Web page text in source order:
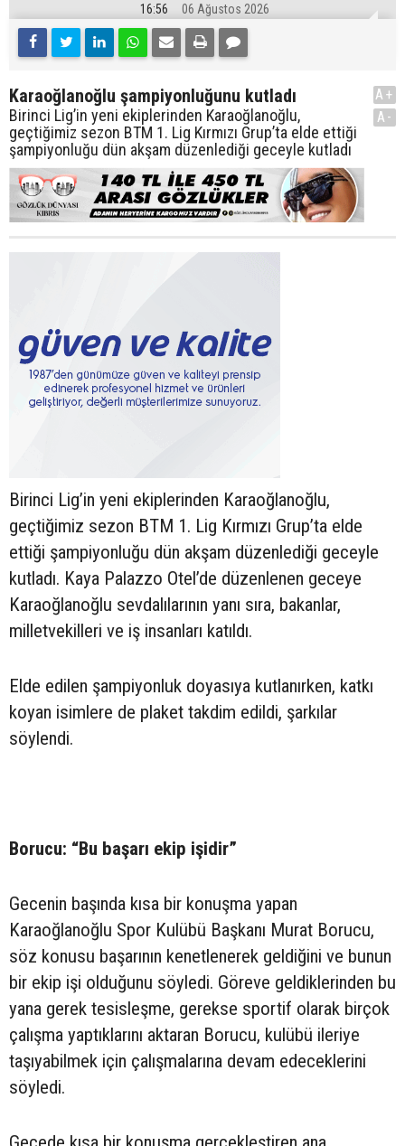
16:56 06 Ağustos 2026
Karaoğlanoğlu şampiyonluğunu kutladı
Birinci Lig’in yeni ekiplerinden Karaoğlanoğlu,
geçtiğimiz sezon BTM 1. Lig Kırmızı Grup’ta elde ettiği
şampiyonluğu dün akşam düzenlediği geceyle kutladı
A+
A-
Birinci Lig’in yeni ekiplerinden Karaoğlanoğlu,
geçtiğimiz sezon BTM 1. Lig Kırmızı Grup’ta elde
ettiği şampiyonluğu dün akşam düzenlediği geceyle
kutladı. Kaya Palazzo Otel’de düzenlenen geceye
Karaoğlanoğlu sevdalılarının yanı sıra, bakanlar,
milletvekilleri ve iş insanları katıldı.
Elde edilen şampiyonluk doyasıya kutlanırken, katkı
koyan isimlere de plaket takdim edildi, şarkılar
söylendi.
Borucu: “Bu başarı ekip işidir”
Gecenin başında kısa bir konuşma yapan
Karaoğlanoğlu Spor Kulübü Başkanı Murat Borucu,
söz konusu başarının kenetlenerek geldiğini ve bunun
bir ekip işi olduğunu söyledi. Göreve geldiklerinden bu
yana gerek tesisleşme, gerekse sportif olarak birçok
çalışma yaptıklarını aktaran Borucu, kulübü ileriye
taşıyabilmek için çalışmalarına devam edeceklerini
söyledi.